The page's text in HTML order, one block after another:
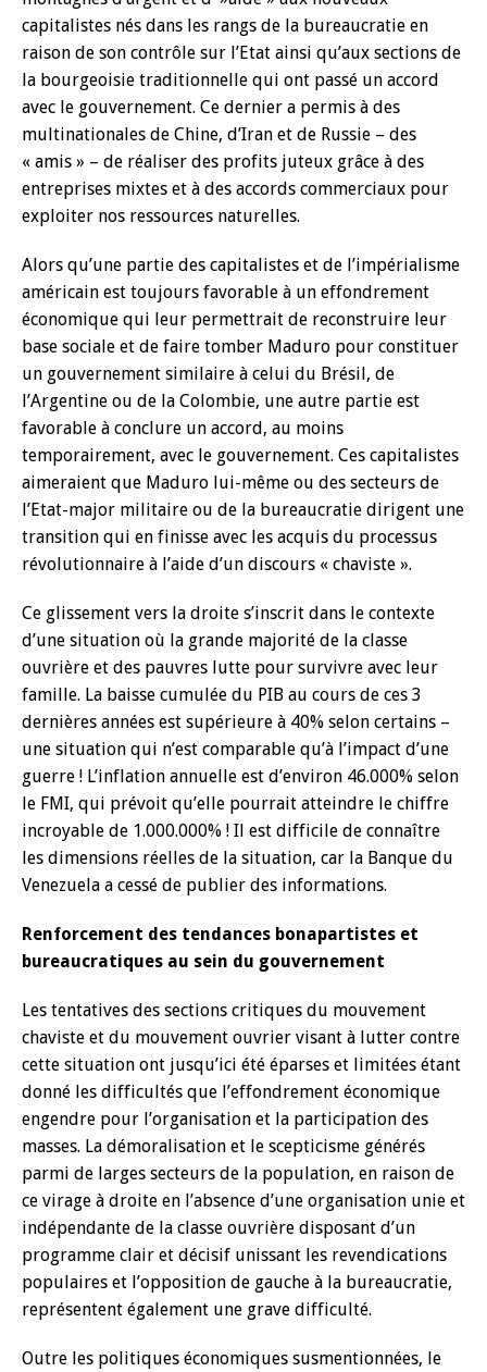
capitalistes nés dans les rangs de la bureaucratie en
raison de son contrôle sur l’Etat ainsi qu’aux sections de
la bourgeoisie traditionnelle qui ont passé un accord
avec le gouvernement. Ce dernier a permis à des
multinationales de Chine, d’Iran et de Russie – des
« amis » – de réaliser des profits juteux grâce à des
entreprises mixtes et à des accords commerciaux pour
exploiter nos ressources naturelles.
Alors qu’une partie des capitalistes et de l’impérialisme
américain est toujours favorable à un effondrement
économique qui leur permettrait de reconstruire leur
base sociale et de faire tomber Maduro pour constituer
un gouvernement similaire à celui du Brésil, de
l’Argentine ou de la Colombie, une autre partie est
favorable à conclure un accord, au moins
temporairement, avec le gouvernement. Ces capitalistes
aimeraient que Maduro lui-même ou des secteurs de
l’Etat-major militaire ou de la bureaucratie dirigent une
transition qui en finisse avec les acquis du processus
révolutionnaire à l’aide d’un discours « chaviste ».
Ce glissement vers la droite s’inscrit dans le contexte
d’une situation où la grande majorité de la classe
ouvrière et des pauvres lutte pour survivre avec leur
famille. La baisse cumulée du PIB au cours de ces 3
dernières années est supérieure à 40% selon certains –
une situation qui n’est comparable qu’à l’impact d’une
guerre ! L’inflation annuelle est d’environ 46.000% selon
le FMI, qui prévoit qu’elle pourrait atteindre le chiffre
incroyable de 1.000.000% ! Il est difficile de connaître
les dimensions réelles de la situation, car la Banque du
Venezuela a cessé de publier des informations.
Renforcement des tendances bonapartistes et
bureaucratiques au sein du gouvernement
Les tentatives des sections critiques du mouvement
chaviste et du mouvement ouvrier visant à lutter contre
cette situation ont jusqu’ici été éparses et limitées étant
donné les difficultés que l’effondrement économique
engendre pour l’organisation et la participation des
masses. La démoralisation et le scepticisme générés
parmi de larges secteurs de la population, en raison de
ce virage à droite en l’absence d’une organisation unie et
indépendante de la classe ouvrière disposant d’un
programme clair et décisif unissant les revendications
populaires et l’opposition de gauche à la bureaucratie,
représentent également une grave difficulté.
Outre les politiques économiques susmentionnées, le